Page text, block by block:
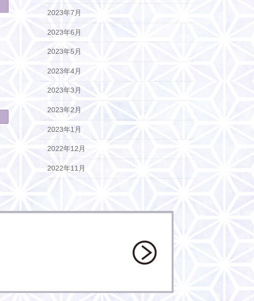
2023年7月
2023年6月
2023年5月
2023年4月
2023年3月
2023年2月
2023年1月
2022年12月
2022年11月